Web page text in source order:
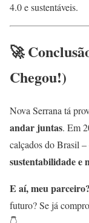
4.0 e sustentáveis.
🚀
Chegou!)
Nova Serrana tá
andar juntas. Em
calçados do Brasil
sustentabilidade e
E aí, meu parceiro?
futuro? Se já